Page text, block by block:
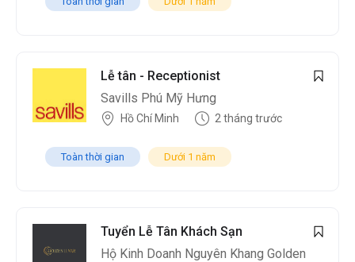
Lễ tân - Receptionist
Savills Phú Mỹ Hưng
Hồ Chí Minh 2 tháng trước
Toàn thời gian Dưới 1 năm
Tuyển Lễ Tân Khách Sạn
Hộ Kinh Doanh Nguyên Khang Golden